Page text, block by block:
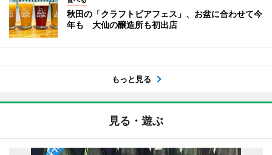
秋田の「クラフトビアフェス」、お盆に合わせて今
年も 大仙の醸造所も初出店
もっと見る
見る・遊ぶ